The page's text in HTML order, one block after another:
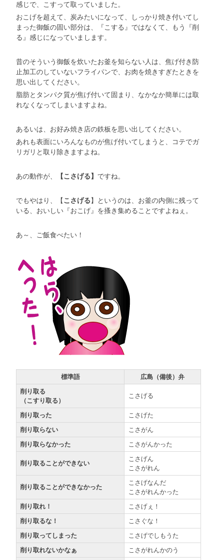
感じで、こすって取っていました。
おこげを超えて、炭みたいになって、しっかり焼き付いてし
まった御飯の固い部分は、『こする』ではなくて、もう『削
る』感じになっていまします。
昔のそういう御飯を炊いたお釜を知らない人は、焦げ付き防
止加工のしていないフライパンで、お肉を焼きすぎたときを
思い出してください。
脂肪とタンパク質が焦げ付いて固まり、なかなか簡単には取
れなくなってしまいますよね。
あるいは、お好み焼き店の鉄板を思い出してください。
あれも表面にいろんなものが焦げ付いてしまうと、コテでガ
リガリと取り除きますよね。
あの動作が、 【こさげる】 ですね。
でもやはり、【こさげる】というのは、お釜の内側に残って
いる、おいしい『おこげ』を搔き集めることですよねぇ。
あ～、ご飯食べたい！
標準語
広島（備後）弁
削り取る
（こすり取る）
こさげる
削り取った
こさげた
削り取らない
こさがん
削り取らなかった
こさがんかった
削り取ることができない
こさげん
こさがれん
削り取ることができなかった
こさげなんだ
こさがれんかった
削り取れ！
こさげぇ！
削り取るな！
こさぐな！
削り取ってしまった
こさげでしもうた
削り取れないかなぁ
こさがれんかのう